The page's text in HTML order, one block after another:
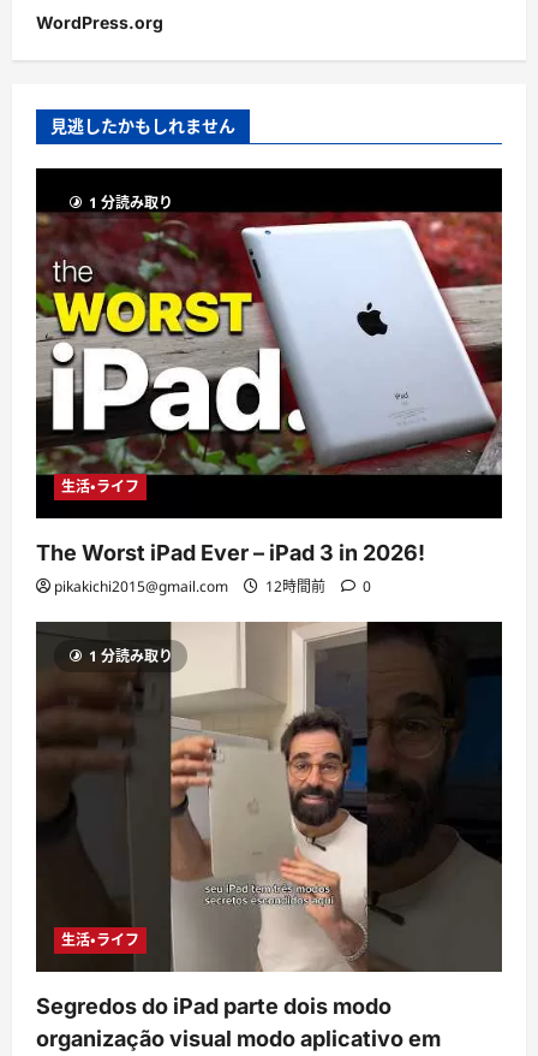
WordPress.org
見逃したかもしれません
1 分読み取り
生活・ライフ
The Worst iPad Ever – iPad 3 in 2026!
pikakichi2015@gmail.com 12時間前 0
1 分読み取り
生活・ライフ
Segredos do iPad parte dois modo
organização visual modo aplicativo em